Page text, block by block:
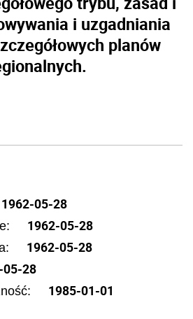
i uzgadniania
planów
1962-05-28
1962-05-28
1962-05-28
05-28
1985-01-01